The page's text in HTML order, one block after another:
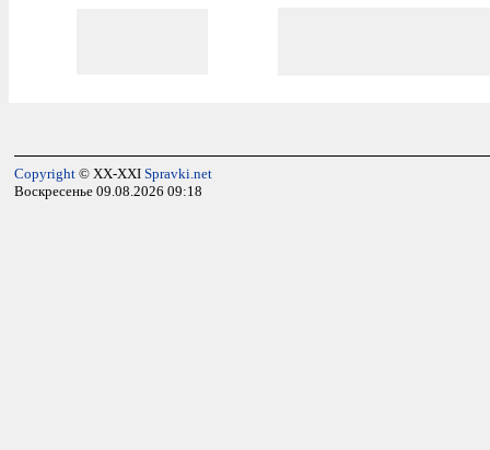
Copyright © XX-XXI Spravki.net
Воскресенье 09.08.2026 09:18